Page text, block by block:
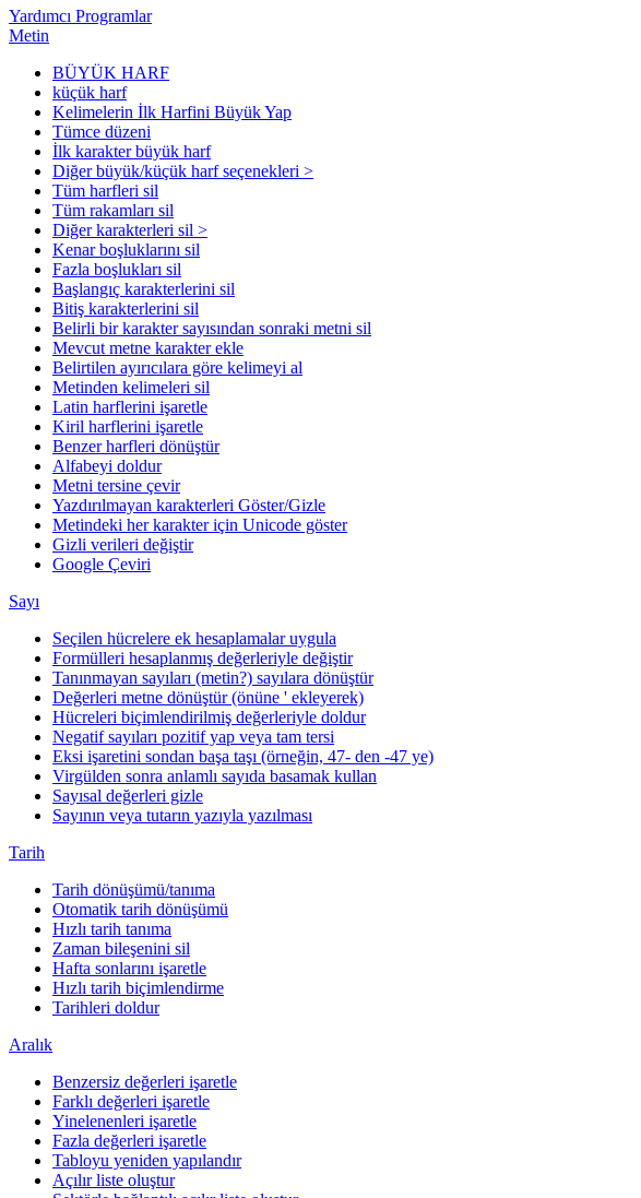
Yardımcı Programlar
Metin
BÜYÜK HARF
küçük harf
Kelimelerin İlk Harfini Büyük Yap
Tümce düzeni
İlk karakter büyük harf
Diğer büyük/küçük harf seçenekleri >
Tüm harfleri sil
Tüm rakamları sil
Diğer karakterleri sil >
Kenar boşluklarını sil
Fazla boşlukları sil
Başlangıç karakterlerini sil
Bitiş karakterlerini sil
Belirli bir karakter sayısından sonraki metni sil
Mevcut metne karakter ekle
Belirtilen ayırıcılara göre kelimeyi al
Metinden kelimeleri sil
Latin harflerini işaretle
Kiril harflerini işaretle
Benzer harfleri dönüştür
Alfabeyi doldur
Metni tersine çevir
Yazdırılmayan karakterleri Göster/Gizle
Metindeki her karakter için Unicode göster
Gizli verileri değiştir
Google Çeviri
Sayı
Seçilen hücrelere ek hesaplamalar uygula
Formülleri hesaplanmış değerleriyle değiştir
Tanınmayan sayıları (metin?) sayılara dönüştür
Değerleri metne dönüştür (önüne ' ekleyerek)
Hücreleri biçimlendirilmiş değerleriyle doldur
Negatif sayıları pozitif yap veya tam tersi
Eksi işaretini sondan başa taşı (örneğin, 47- den -47 ye)
Virgülden sonra anlamlı sayıda basamak kullan
Sayısal değerleri gizle
Sayının veya tutarın yazıyla yazılması
Tarih
Tarih dönüşümü/tanıma
Otomatik tarih dönüşümü
Hızlı tarih tanıma
Zaman bileşenini sil
Hafta sonlarını işaretle
Hızlı tarih biçimlendirme
Tarihleri doldur
Aralık
Benzersiz değerleri işaretle
Farklı değerleri işaretle
Yinelenenleri işaretle
Fazla değerleri işaretle
Tabloyu yeniden yapılandır
Açılır liste oluştur